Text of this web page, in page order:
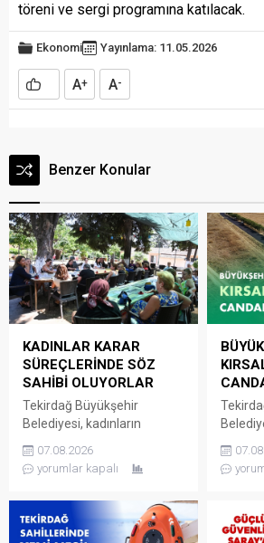
töreni ve sergi programına katılacak.
Ekonomi Yayınlama: 11.05.2026
A+ A-
Benzer Konular
KADINLAR KARAR
SÜREÇLERİNDE SÖZ
SAHİBİ OLUYORLAR
Tekirdağ Büyükşehir
Belediyesi, kadınların
mahallelerine ilişkin ihtiyaç,
talep ve sorunlarını
doğrudan yerel yönetime
Buluşmaları’nı sürdürmeye
devam ediyor. Kadın Dostu
07.08.2026
yorumlar kapalı
yönelik
İşleri